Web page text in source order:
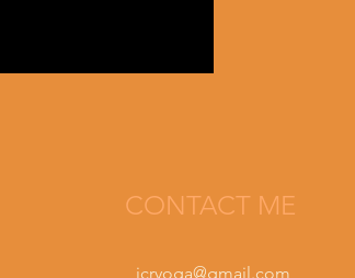
CONTACT ME
jcryoga@gmail.com